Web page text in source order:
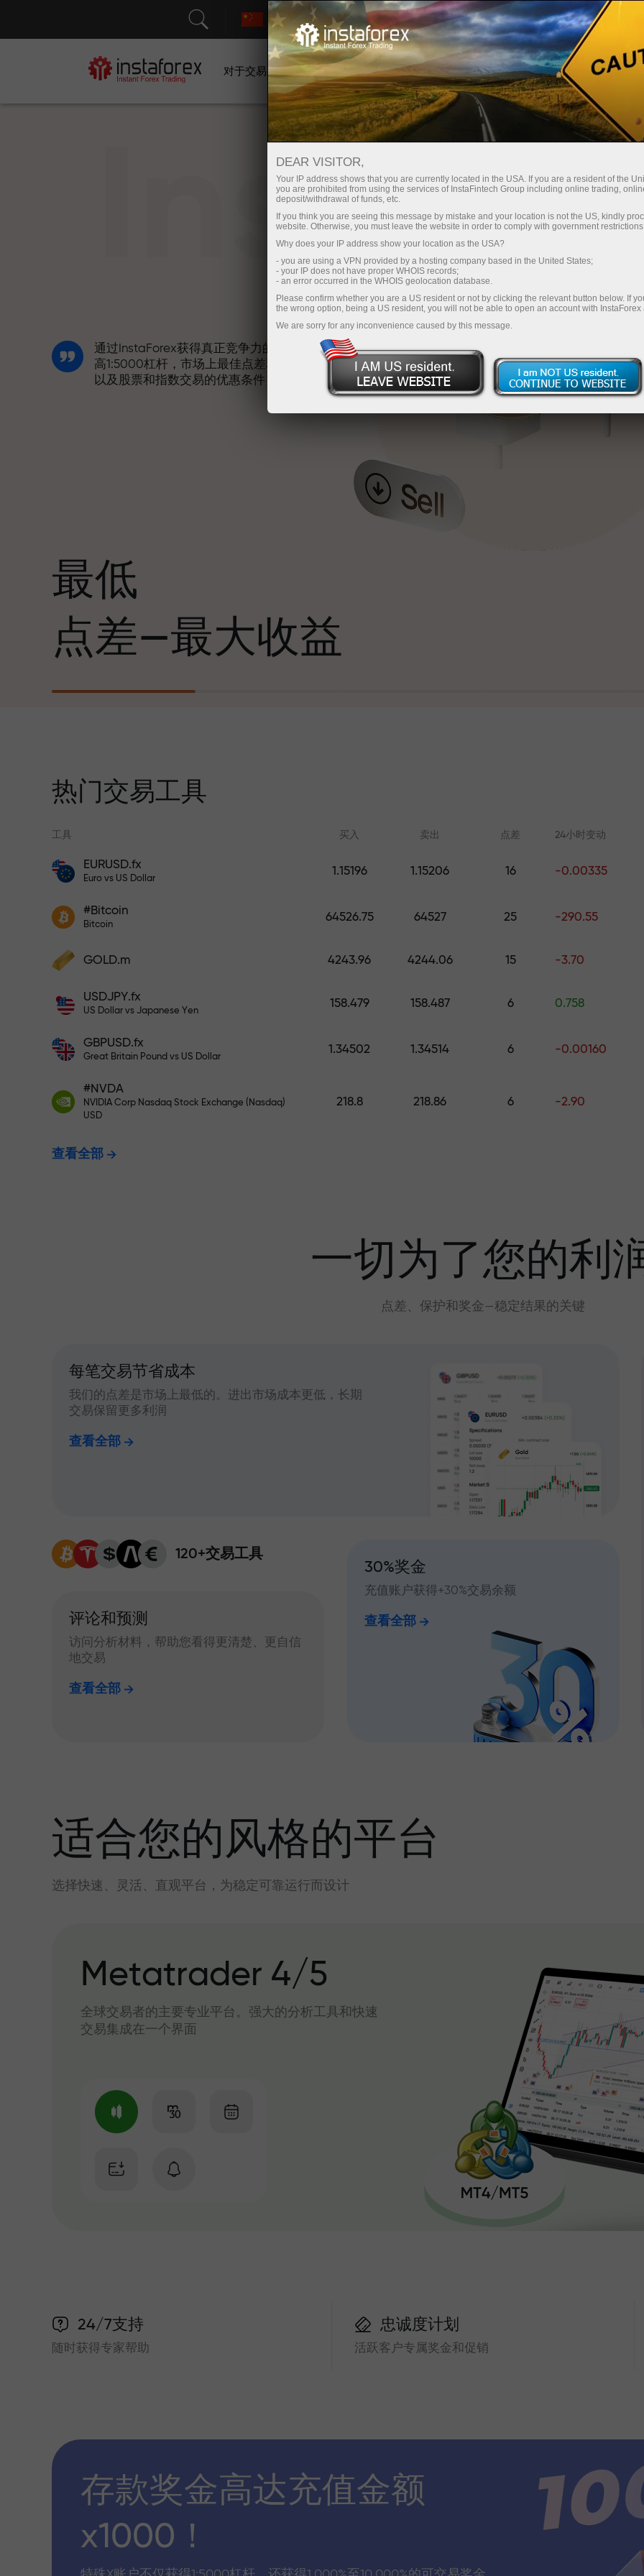
支持 即时开户 交易平台
对于交易者 对于合作伙伴 广告
通过InstaForex获得真正竞争力的机会：最
高1:5000杠杆，市场上最佳点差和手续费，
以及股票和指数交易的优惠条件
Loprais将刺激与纪律元素带入交易世界，
作为InstaForex合作伙伴，激励客户实现雄
心勃勃的目标
风险保险计划补偿您的亏损，并保证6个月
内利润增长3倍。放心交易—您的资金受到
充值账户—获得比存款大1000倍的奖金。
X1000不是印刷错误。存款越大，倍数越
最低
点差—最大收益
每笔存款
交易速度
与赛道速度
您的专属礼物大奖
无风险交易—
我们保证您的利润
最高X1000奖金—市场上最大
热门交易工具
工具 买入 卖出 点差 24小时变动
EURUSD.fx
Euro vs US Dollar
1.15196 1.15206 16 -0.00335
#Bitcoin
Bitcoin
64526.75 64527 25 -290.55
GOLD.m 4243.96 4244.06 15 -3.70
USDJPY.fx
US Dollar vs Japanese Yen
158.479 158.487 6 0.758
GBPUSD.fx
Great Britain Pound vs US Dollar
1.34502 1.34514 6 -0.00160
#NVDA
NVIDIA Corp Nasdaq Stock Exchange (Nasdaq)
USD
218.8 218.86 6 -2.90
查看全部
从零开始学习交易—适合所有水
外汇、加密货币和期
一切为了您的利
点差、保护和奖金—稳定结果的关键
每笔交易节省成本
我们的点差是市场上最低的。进出市场成本更低，长期
交易保留更多利润
查看全部
120+交易工具
评论和预测
访问分析材料，帮助您看得更清楚、更自信
地交易
查看全部
30%奖金
充值账户获得+30%交易余额
查看全部
适合您的风格的平台
选择快速、灵活、直观平台，为稳定可靠运行而设计
Metatrader 4/5
全球交易者的主要专业平台。强大的分析工具和快速
交易集成在一个界面
24/7支持
随时获得专家帮助
忠诚度计划
活跃客户专属奖金和促销
存款奖金高达充值金额
x1000！
DEAR VISITOR,
Your IP address shows that you are currently located in the USA. If you are a resident of the
you are prohibited from using the services of InstaFintech Group including online trading,
deposit/withdrawal of funds, etc.
If you think you are seeing this message by mistake and your location is not the US, kindly
website. Otherwise, you must leave the website in order to comply with government
Why does your IP address show your location as the USA?
- you are using a VPN provided by a hosting company based in the United States;
- your IP does not have proper WHOIS records;
- an error occurred in the WHOIS geolocation database.
Please confirm whether you are a US resident or not by clicking the relevant button below. If
the wrong option, being a US resident, you will not be able to open an account with InstaForex
We are sorry for any inconvenience caused by this message.